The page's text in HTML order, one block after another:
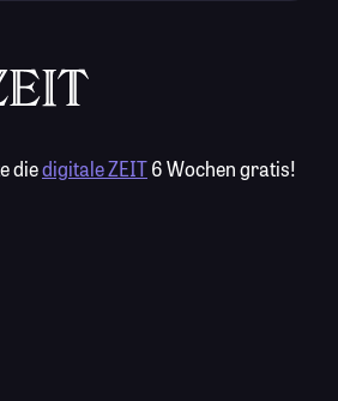
diedigitale ZEIT6 Wochen gratis!